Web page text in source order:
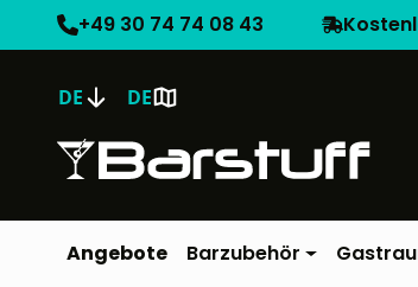
+49 30 74 74 08 43
DE DE
Angebote Barzubehör